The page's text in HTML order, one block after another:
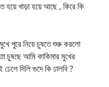
হয়ে খাড়া হয়ে আছে , কিরে কি
পুরে নিয়ে চুষতে শুরু করলো
আমি কাকিমার মুখের
দিলি গুদে কি ঢালবি ?